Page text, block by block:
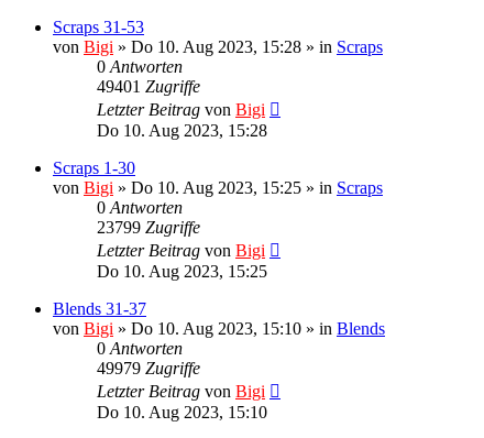
Scraps 31-53
von Bigi » Do 10. Aug 2023, 15:28 » in Scraps
0 Antworten
49401 Zugriffe
Letzter Beitrag von Bigi
Do 10. Aug 2023, 15:28
Scraps 1-30
von Bigi » Do 10. Aug 2023, 15:25 » in Scraps
0 Antworten
23799 Zugriffe
Letzter Beitrag von Bigi
Do 10. Aug 2023, 15:25
Blends 31-37
von Bigi » Do 10. Aug 2023, 15:10 » in Blends
0 Antworten
49979 Zugriffe
Letzter Beitrag von Bigi
Do 10. Aug 2023, 15:10